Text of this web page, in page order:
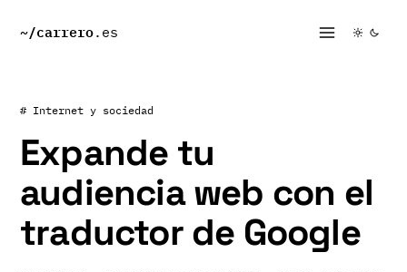
~/carrero.es
# Internet y sociedad
Expande tu
audiencia web con el
traductor de Google